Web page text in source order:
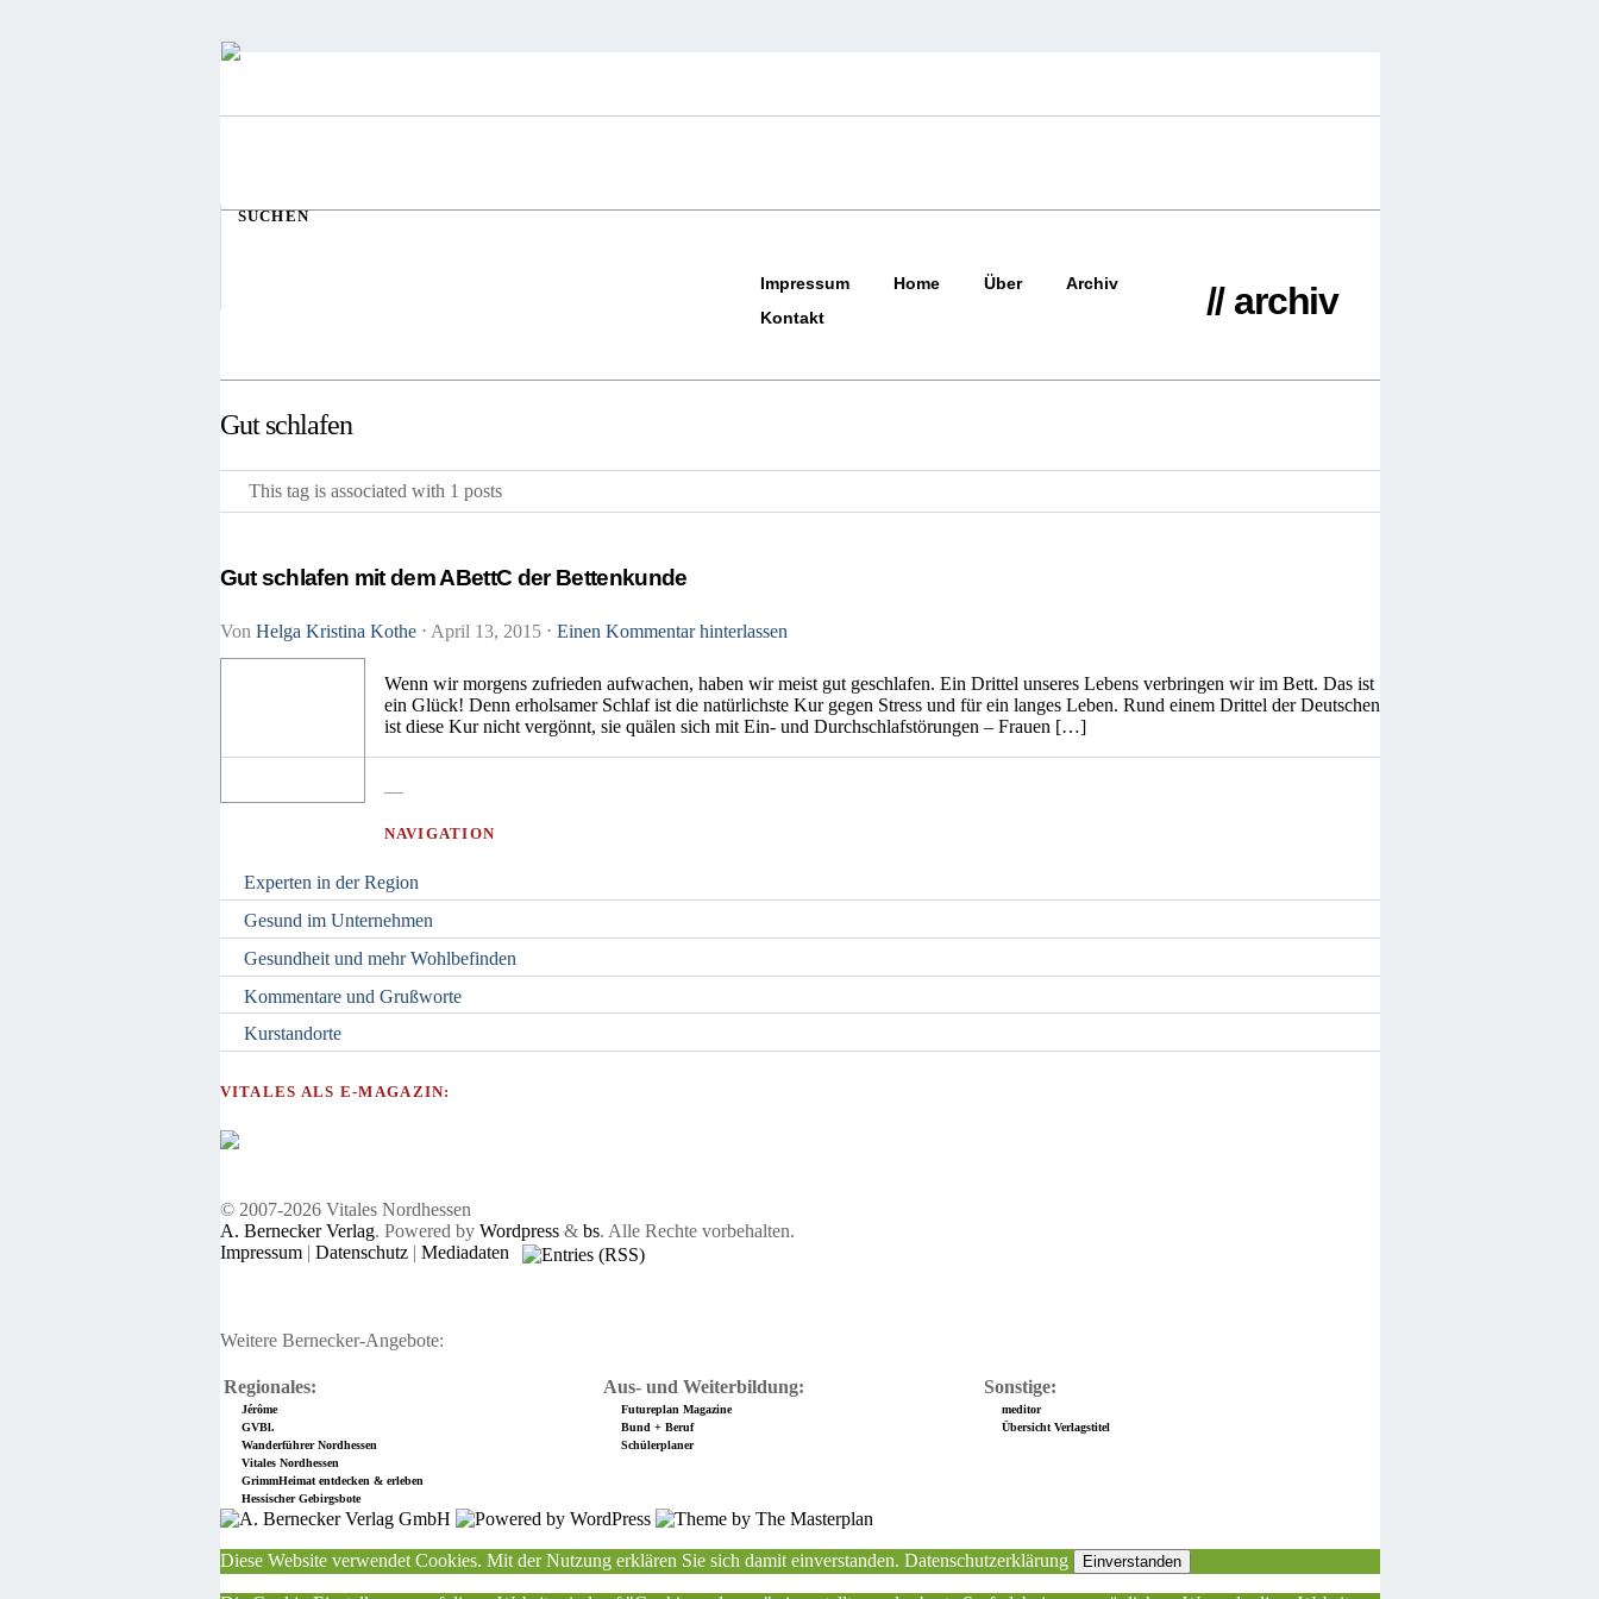
SUCHEN
Impressum Home Über
Archiv
Kontakt
// archiv
Gut schlafen
This tag is associated with 1 posts
Gut schlafen mit dem ABettC der Bettenkunde
Von Helga Kristina Kothe ⋅ April 13, 2015 ⋅ Einen Kommentar hinterlassen
Wenn wir morgens zufrieden aufwachen, haben wir meist gut geschlafen. Ein Drittel unseres Lebens verbringen wir im Bett. Das ist
ein Glück! Denn erholsamer Schlaf ist die natürlichste Kur gegen Stress und für ein langes Leben. Rund einem Drittel der Deutschen
ist diese Kur nicht vergönnt, sie quälen sich mit Ein- und Durchschlafstörungen – Frauen […]
—
NAVIGATION
Experten in der Region
Gesund im Unternehmen
Gesundheit und mehr Wohlbefinden
Kommentare und Grußworte
Kurstandorte
VITALES ALS E-MAGAZIN:
© 2007-2026 Vitales Nordhessen
A. Bernecker Verlag. Powered by Wordpress& bs. Alle Rechte vorbehalten.
Impressum| Datenschutz| Mediadaten
Weitere Bernecker-Angebote:
Regionales: Aus- und Weiterbildung: Sonstige:
Jérôme Futureplan Magazine
meditor
GVBl.
Bund + Beruf
Übersicht Verlagstitel
Wanderführer Nordhessen
Schülerplaner
Vitales Nordhessen
GrimmHeimat entdecken & erleben
Hessischer Gebirgsbote
Diese Website verwendet Cookies. Mit der Nutzung erklären Sie sich damit einverstanden. Datenschutzerklärung Einverstanden